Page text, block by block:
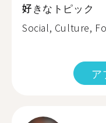
好きなトピック
Social, Culture,
ア